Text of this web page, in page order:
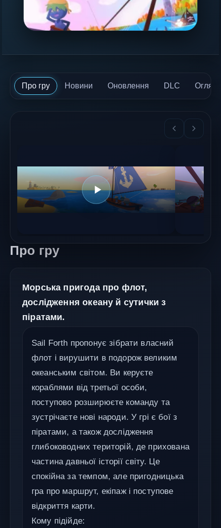
Про гру Новини Оновлення DLC Огляди
Про гру
Морська пригода про флот,
дослідження океану й сутички з
піратами.
Sail Forth пропонує зібрати власний
флот і вирушити в подорож великим
океанським світом. Ви керуєте
кораблями від третьої особи,
поступово розширюєте команду та
зустрічаєте нові народи. У грі є бої з
піратами, а також дослідження
глибоководних територій, де прихована
частина давньої історії світу. Це
спокійна за темпом, але пригодницька
гра про маршрут, екіпаж і поступове
відкриття карти.
Кому підійде: